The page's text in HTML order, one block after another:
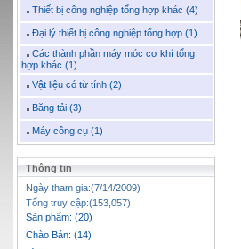
Thiết bị công nghiệp tổng hợp khác (4)
Đại lý thiết bị công nghiệp tổng hợp (1)
Các thành phần máy móc cơ khí tổng
hợp khác (1)
Vật liệu có từ tính (2)
Băng tải (3)
Máy công cụ (1)
Thông tin
Ngày tham gia:(7/14/2009)
Tổng truy cập:(153,057)
Sản phẩm: (20)
Chào Bán: (14)